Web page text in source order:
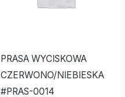
PRASA WYCISKOWA
CZERWONO/NIEBIESKA
#PRAS-0014